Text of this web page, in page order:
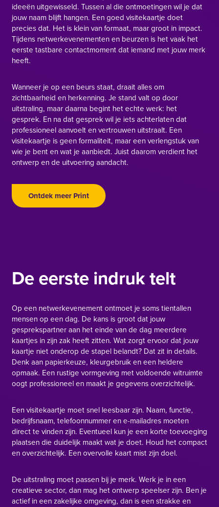
ideeën uitgewisseld. Tussen al die ontmoetingen wil je dat
jouw naam blijft hangen. Een goed visitekaartje doet
precies dat. Het is klein van formaat, maar groot in impact.
Tijdens netwerkevenementen en beurzen is het vaak het
eerste tastbare contactmoment dat iemand met jouw merk
heeft.
Wanneer je op een beurs staat, draait alles om
zichtbaarheid en herkenning. Je stand valt op door
uitstraling, maar daarna begint het echte werk: het
gesprek. En na dat gesprek wil je iets achterlaten dat
professioneel aanvoelt en vertrouwen uitstraalt. Een
visitekaartje is geen formaliteit, maar een verlengstuk van
wie je bent en wat je aanbiedt. Juist daarom verdient het
ontwerp en de uitvoering aandacht.
Ontdek meer Print
De eerste indruk telt
Op een netwerkevenement ontmoet je soms tientallen
mensen op een dag. De kans is groot dat jouw
gesprekspartner aan het einde van de dag meerdere
kaartjes in zijn zak heeft zitten. Wat zorgt ervoor dat jouw
kaartje niet onderop de stapel belandt? Dat zit in details.
Denk aan papierkeuze, kleurgebruik en een heldere
opmaak. Een rustige vormgeving met voldoende witruimte
oogt professioneel en maakt je gegevens overzichtelijk.
Een visitekaartje moet snel leesbaar zijn. Naam, functie,
bedrijfsnaam, telefoonnummer en e-mailadres moeten
direct te vinden zijn. Eventueel kun je een korte toevoeging
plaatsen die duidelijk maakt wat je doet. Houd het compact
en overzichtelijk. Een overvolle kaart mist zijn doel.
De uitstraling moet passen bij je merk. Werk je in een
creatieve sector, dan mag het ontwerp speelser zijn. Ben je
actief in een zakelijke omgeving, dan is een strakke en